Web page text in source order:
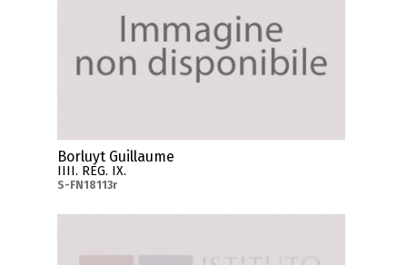
Borluyt Guillaume
IIII. REG. IX.
S-FN18113r